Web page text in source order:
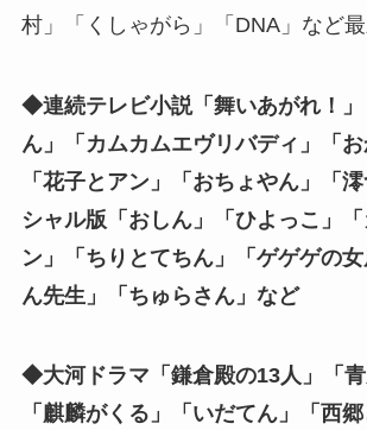
村」「くしゃがら」「DNA」など
◆連続テレビ小説「舞いあがれ！
ん」「カムカムエヴリバディ」「お
「花子とアン」「おちょやん」「
シャル版「おしん」「ひよっこ」
ン」「ちりとてちん」「ゲゲゲの
ん先生」「ちゅらさん」など
◆大河ドラマ「鎌倉殿の13人」「青
「麒麟がくる」「いだてん」「西